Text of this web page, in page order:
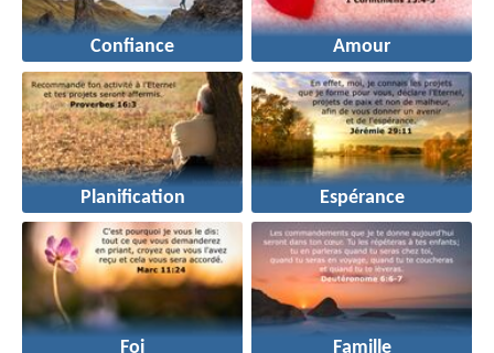
Confiance Amour
Planification Espérance
Foi Famille